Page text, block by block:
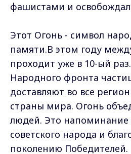
фашистами и
Этот Огонь - символ
памяти.В этом году
проходит уже в 10-ый
Народного фронта
доставляют во все
страны мира. Огонь
людей. Это напоминание
советского народа и
поколению Победителей.